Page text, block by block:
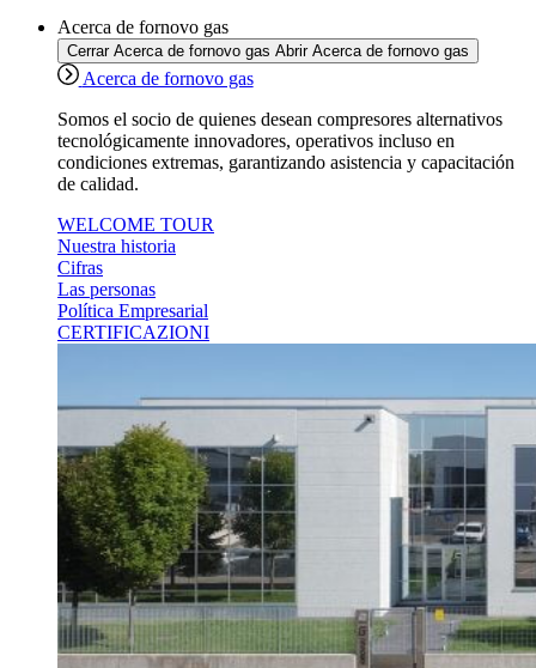
Acerca de fornovo gas
Cerrar Acerca de fornovo gas Abrir Acerca de fornovo gas
Acerca de fornovo gas
Somos el socio de quienes desean compresores alternativos
tecnológicamente innovadores, operativos incluso en
condiciones extremas, garantizando asistencia y capacitación
de calidad.
WELCOME TOUR
Nuestra historia
Cifras
Las personas
Política Empresarial
CERTIFICAZIONI